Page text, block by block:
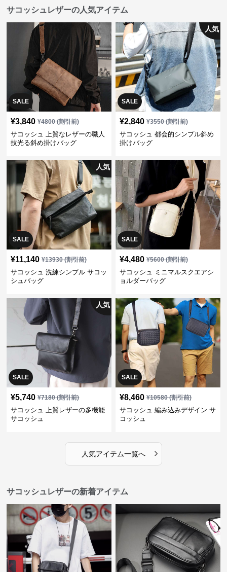
サコッシュレザーの人気アイテム
SALE
¥3,840 ¥4800(割引前)
サコッシュ 上質なレザーの職人
技光る斜め掛けバッグ
SALE
人気
¥2,840 ¥3550(割引前)
サコッシュ 都会的シンプル斜め
掛けバッグ
SALE
人気
¥11,140 ¥13930(割引前)
サコッシュ 洗練シンプル サコッ
シュバッグ
SALE
¥4,480 ¥5600(割引前)
サコッシュ ミニマルスクエアシ
ョルダーバッグ
SALE
人気
¥5,740 ¥7180(割引前)
サコッシュ 上質レザーの多機能
サコッシュ
SALE
¥8,460 ¥10580(割引前)
サコッシュ 編み込みデザイン サ
コッシュ
人気アイテム一覧へ ›
サコッシュレザーの新着アイテム